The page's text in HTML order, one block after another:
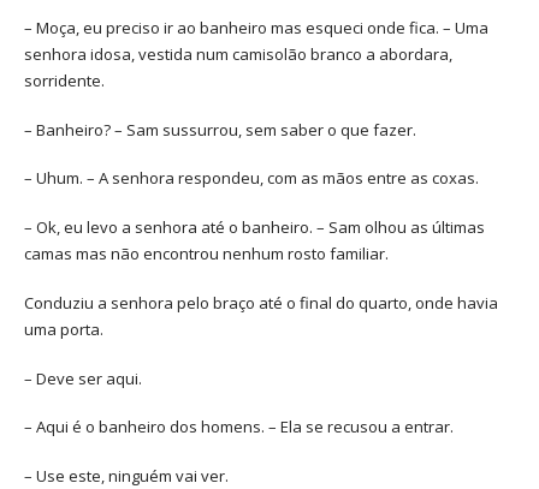
– Moça, eu preciso ir ao banheiro mas esqueci onde fica. – Uma
senhora idosa, vestida num camisolão branco a abordara,
sorridente.
– Banheiro? – Sam sussurrou, sem saber o que fazer.
– Uhum. – A senhora respondeu, com as mãos entre as coxas.
– Ok, eu levo a senhora até o banheiro. – Sam olhou as últimas
camas mas não encontrou nenhum rosto familiar.
Conduziu a senhora pelo braço até o final do quarto, onde havia
uma porta.
– Deve ser aqui.
– Aqui é o banheiro dos homens. – Ela se recusou a entrar.
– Use este, ninguém vai ver.